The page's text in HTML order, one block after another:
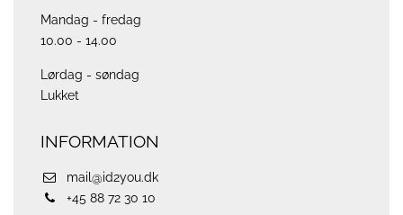
Mandag - fredag
10.00 - 14.00
Lørdag - søndag
Lukket
INFORMATION
mail@id2you.dk
+45 88 72 30 10